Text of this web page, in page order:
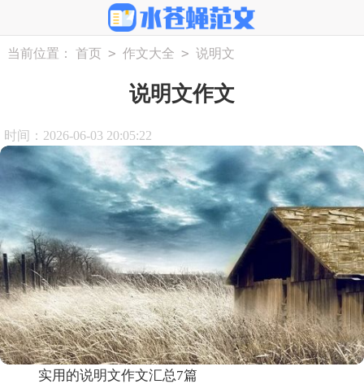
当前位置： 首页 > 作文大全 > 说明文
说明文作文
时间：2026-06-03 20:05:22
实用的说明文作文汇总7篇